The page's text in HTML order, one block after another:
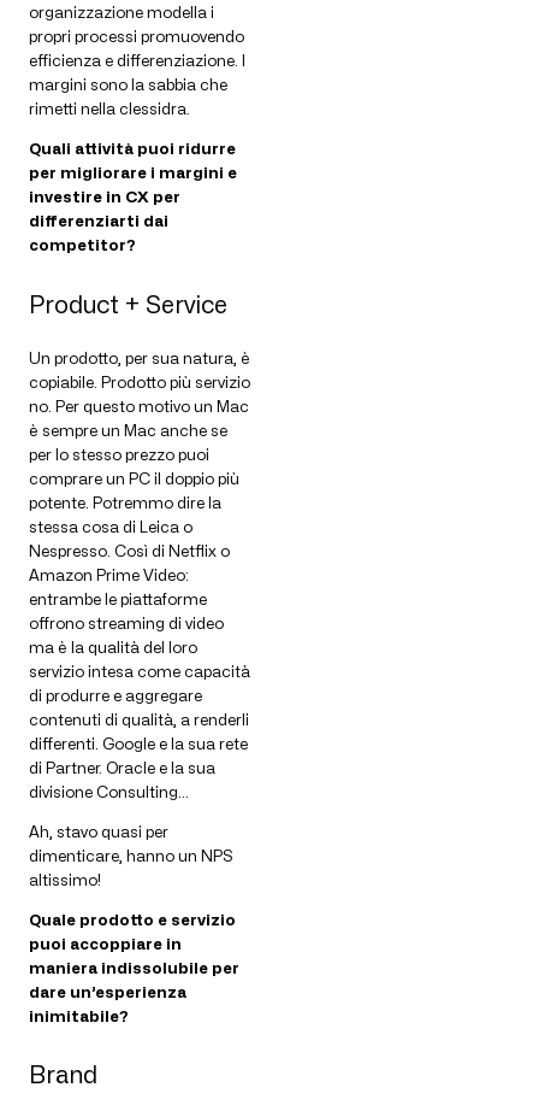
organizzazione modella i
propri processi promuovendo
efficienza e differenziazione. I
margini sono la sabbia che
rimetti nella clessidra.
Quali attività puoi ridurre
per migliorare i margini e
investire in CX per
differenziarti dai
competitor?
Product + Service
Un prodotto, per sua natura, è
copiabile. Prodotto più servizio
no. Per questo motivo un Mac
è sempre un Mac anche se
per lo stesso prezzo puoi
comprare un PC il doppio più
potente. Potremmo dire la
stessa cosa di Leica o
Nespresso. Così di Netflix o
Amazon Prime Video:
entrambe le piattaforme
offrono streaming di video
ma è la qualità del loro
servizio intesa come capacità
di produrre e aggregare
contenuti di qualità, a renderli
differenti. Google e la sua rete
di Partner. Oracle e la sua
divisione Consulting…
Ah, stavo quasi per
dimenticare, hanno un NPS
altissimo!
Quale prodotto e servizio
puoi accoppiare in
maniera indissolubile per
dare un’esperienza
inimitabile?
Brand